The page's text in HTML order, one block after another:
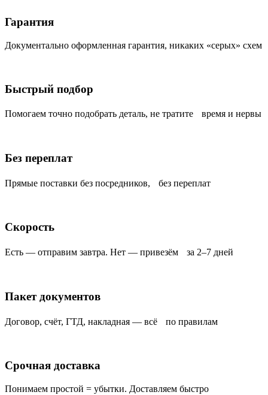
Гарантия
Документально оформленная гарантия, никаких «серых» схем
Быстрый подбор
Помогаем точно подобрать деталь, не тратите время и нервы
Без переплат
Прямые поставки без посредников, без переплат
Скорость
Есть — отправим завтра. Нет — привезём за 2–7 дней
Пакет документов
Договор, счёт, ГТД, накладная — всё по правилам
Срочная доставка
Понимаем простой = убытки. Доставляем быстро